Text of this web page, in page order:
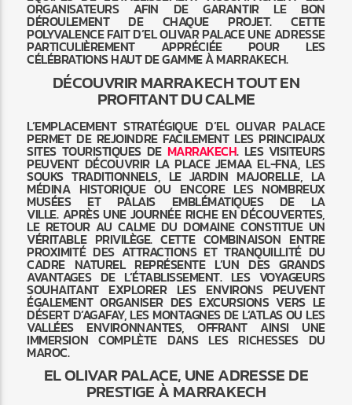
ORGANISATEURS AFIN DE GARANTIR LE BON
DÉROULEMENT DE CHAQUE PROJET. CETTE
POLYVALENCE FAIT D’EL OLIVAR PALACE UNE ADRESSE
PARTICULIÈREMENT APPRÉCIÉE POUR LES
CÉLÉBRATIONS HAUT DE GAMME À MARRAKECH.
DÉCOUVRIR MARRAKECH TOUT EN
PROFITANT DU CALME
L’EMPLACEMENT STRATÉGIQUE D’EL OLIVAR PALACE
PERMET DE REJOINDRE FACILEMENT LES PRINCIPAUX
SITES TOURISTIQUES DE MARRAKECH. LES VISITEURS
PEUVENT DÉCOUVRIR LA PLACE JEMAA EL-FNA, LES
SOUKS TRADITIONNELS, LE JARDIN MAJORELLE, LA
MÉDINA HISTORIQUE OU ENCORE LES NOMBREUX
MUSÉES ET PALAIS EMBLÉMATIQUES DE LA
VILLE. APRÈS UNE JOURNÉE RICHE EN DÉCOUVERTES,
LE RETOUR AU CALME DU DOMAINE CONSTITUE UN
VÉRITABLE PRIVILÈGE. CETTE COMBINAISON ENTRE
PROXIMITÉ DES ATTRACTIONS ET TRANQUILLITÉ DU
CADRE NATUREL REPRÉSENTE L’UN DES GRANDS
AVANTAGES DE L’ÉTABLISSEMENT. LES VOYAGEURS
SOUHAITANT EXPLORER LES ENVIRONS PEUVENT
ÉGALEMENT ORGANISER DES EXCURSIONS VERS LE
DÉSERT D’AGAFAY, LES MONTAGNES DE L’ATLAS OU LES
VALLÉES ENVIRONNANTES, OFFRANT AINSI UNE
IMMERSION COMPLÈTE DANS LES RICHESSES DU
MAROC.
EL OLIVAR PALACE, UNE ADRESSE DE
PRESTIGE À MARRAKECH